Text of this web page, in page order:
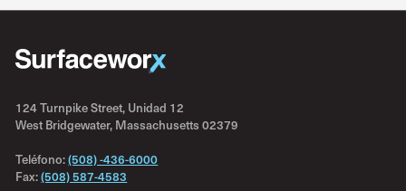
124 Turnpike Street, Unidad 12
West Bridgewater, Massachusetts 02379
Teléfono:(508) -436-6000
Fax:(508) 587-4583